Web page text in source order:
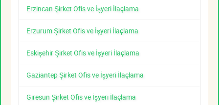
Erzincan Şirket Ofis ve İşyeri İlaçlama
Erzurum Şirket Ofis ve İşyeri İlaçlama
Eskişehir Şirket Ofis ve İşyeri İlaçlama
Gaziantep Şirket Ofis ve İşyeri İlaçlama
Giresun Şirket Ofis ve İşyeri İlaçlama